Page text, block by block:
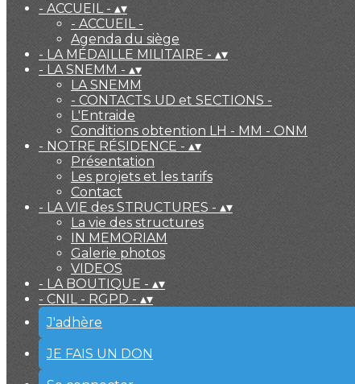
- ACCUEIL - ▴▾
- ACCUEIL -
Agenda du siège
- LA MÉDAILLE MILITAIRE - ▴▾
- LA SNEMM - ▴▾
LA SNEMM
- CONTACTS UD et SECTIONS -
L'Entraide
Conditions obtention LH - MM - ONM
- NOTRE RÉSIDENCE - ▴▾
Présentation
Les projets et les tarifs
Contact
- LA VIE des STRUCTURES - ▴▾
La vie des structures
IN MEMORIAM
Galerie photos
VIDEOS
- LA BOUTIQUE - ▴▾
- CNIL - RGPD - ▴▾
J'adhère
JE FAIS UN DON